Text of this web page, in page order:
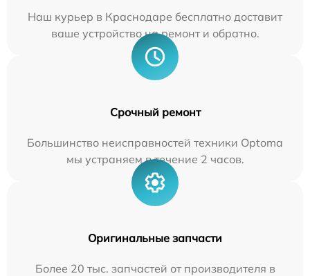
Наш курьер в Краснодаре бесплатно доставит
ваше устройство на ремонт и обратно.
Срочный ремонт
Большинство неисправностей техники Optoma
мы устраняем в течение 2 часов.
Оригинальные запчасти
Более 20 тыс. запчастей от производителя в